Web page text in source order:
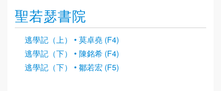
聖若瑟書院
逃學記（上） • 莫卓堯 (F4)
逃學記（下） • 陳銘希 (F4)
逃學記（下） • 鄒若宏 (F5)